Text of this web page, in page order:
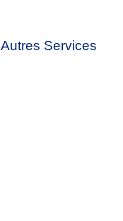
Autres Services